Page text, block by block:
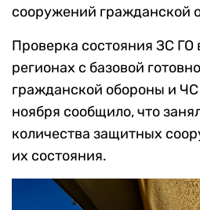
сооружений гражданской
Проверка состояния ЗС ГО
регионах с базовой
гражданской обороны и
ноября сообщило, что
количества защитных
их состояния.